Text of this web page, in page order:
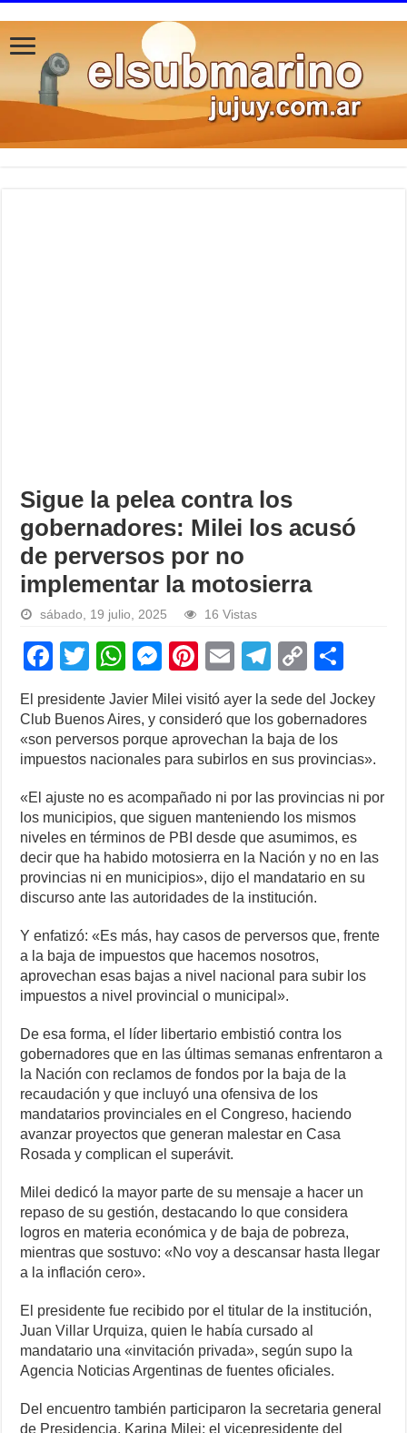
Sigue la pelea contra los
gobernadores: Milei los acusó
de perversos por no
implementar la motosierra
sábado, 19 julio, 2025 16 Vistas
F
a
c
e
b
o
o
k
T
wi
tt
er
W
h
at
s
A
p
p
M
e
ss
e
n
g
er
Pi
nt
er
e
st
E
m
ail
T
el
e
gr
a
m
C
o
p
y
Li
n
k
h
ar
El presidente Javier Milei visitó ayer la sede del Jockey
Club Buenos Aires, y consideró que los gobernadores
«son perversos porque aprovechan la baja de los
impuestos nacionales para subirlos en sus provincias».
«El ajuste no es acompañado ni por las provincias ni por
los municipios, que siguen manteniendo los mismos
niveles en términos de PBI desde que asumimos, es
decir que ha habido motosierra en la Nación y no en las
provincias ni en municipios», dijo el mandatario en su
discurso ante las autoridades de la institución.
Y enfatizó: «Es más, hay casos de perversos que, frente
a la baja de impuestos que hacemos nosotros,
aprovechan esas bajas a nivel nacional para subir los
impuestos a nivel provincial o municipal».
De esa forma, el líder libertario embistió contra los
gobernadores que en las últimas semanas enfrentaron a
la Nación con reclamos de fondos por la baja de la
recaudación y que incluyó una ofensiva de los
mandatarios provinciales en el Congreso, haciendo
avanzar proyectos que generan malestar en Casa
Rosada y complican el superávit.
Milei dedicó la mayor parte de su mensaje a hacer un
repaso de su gestión, destacando lo que considera
logros en materia económica y de baja de pobreza,
mientras que sostuvo: «No voy a descansar hasta llegar
a la inflación cero».
El presidente fue recibido por el titular de la institución,
Juan Villar Urquiza, quien le había cursado al
mandatario una «invitación privada», según supo la
Agencia Noticias Argentinas de fuentes oficiales.
Del encuentro también participaron la secretaria general
de Presidencia, Karina Milei; el vicepresidente del